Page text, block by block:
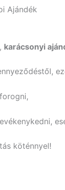
Ajándék
, karácsonyi
köténnyel!